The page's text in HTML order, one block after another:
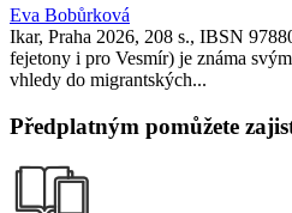
Eva Bobůrková
Ikar, Praha 2026, 208 s., IBSN
fejetony i pro Vesmír) je známa
vhledy do migrantských...
Předplatným pomůžete